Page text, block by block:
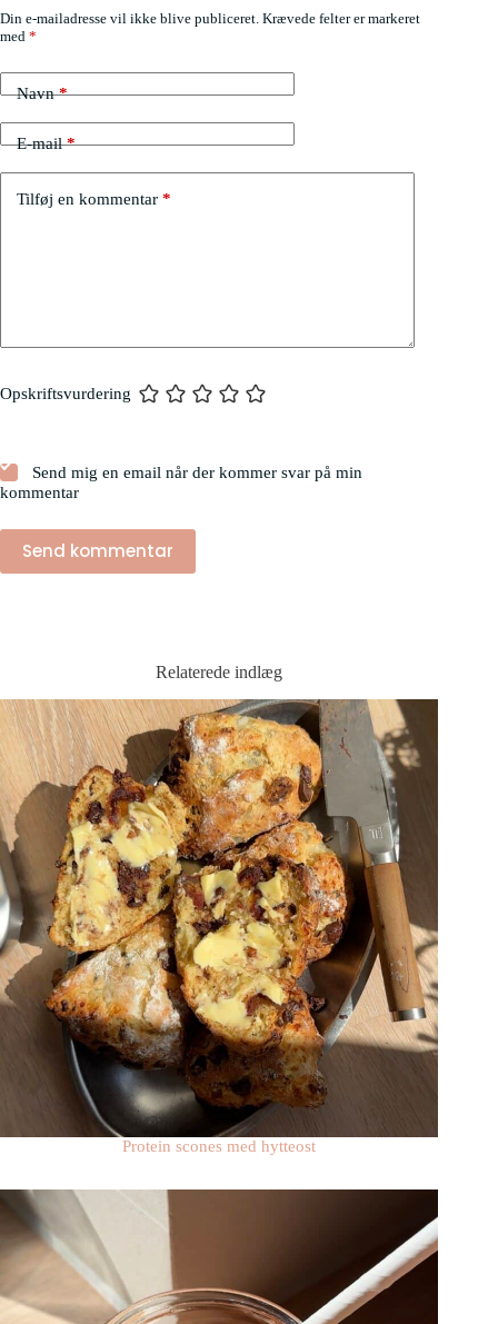
Din e-mailadresse vil ikke blive publiceret. Krævede felter er markeret
med *
Navn*
E-mail*
Tilføj en kommentar *
Opskriftsvurdering
Send mig en email når der kommer svar på min
kommentar
Send kommentar
Relaterede indlæg
Protein scones med hytteost